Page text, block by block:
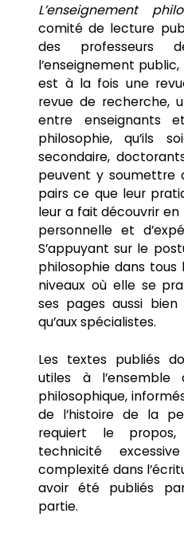
L’enseignement
comité de lecture
des professeurs
l’enseignement public,
est à la fois une
revue de recherche,
entre enseignants
philosophie, qu’ils
secondaire,
peuvent y soumettre
pairs ce que leur
leur a fait découvrir
personnelle et
S’appuyant sur le
philosophie dans
niveaux où elle se
ses pages aussi
qu’aux spécialistes.
Les textes publiés
utiles à
philosophique,
de l’histoire de la
requiert le
technicité
complexité dans
avoir été publiés
partie.